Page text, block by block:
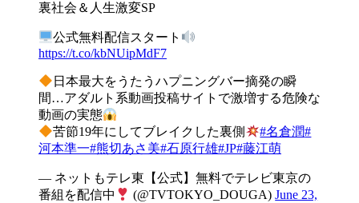
裏社会＆人生激変SP
公式無料配信スタート
https://t.co/kbNUipMdF7
日本最大をうたうハプニングバー摘発の瞬
間…アダルト系動画投稿サイトで激増する危険な
動画の実態
苦節19年にしてブレイクした裏側
#名倉潤#
河本準一#熊切あさ美#石原行雄#JP#藤江萌
— ネットもテレ東【公式】無料でテレビ東京の
番組を配信中
(@TVTOKYO_DOUGA)June 23,